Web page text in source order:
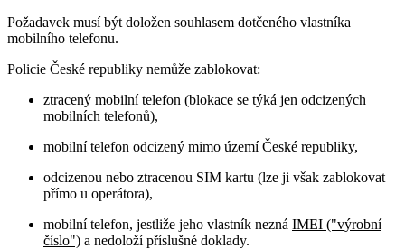
Požadavek musí být doložen souhlasem dotčeného vlastníka
mobilního telefonu.
Policie České republiky nemůže zablokovat:
ztracený mobilní telefon (blokace se týká jen odcizených
mobilních telefonů),
mobilní telefon odcizený mimo území České republiky,
odcizenou nebo ztracenou SIM kartu (lze ji však zablokovat
přímo u operátora),
mobilní telefon, jestliže jeho vlastník nezná IMEI ("výrobní
číslo") a nedoloží příslušné doklady.